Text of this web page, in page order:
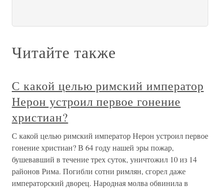
Читайте также
С какой целью римский император
Нерон устроил первое гонение
христиан?
С какой целью римский император Нерон устроил первое
гонение христиан? В 64 году нашей эры пожар,
бушевавший в течение трех суток, уничтожил 10 из 14
районов Рима. Погибли сотни римлян, сгорел даже
императорский дворец. Народная молва обвинила в